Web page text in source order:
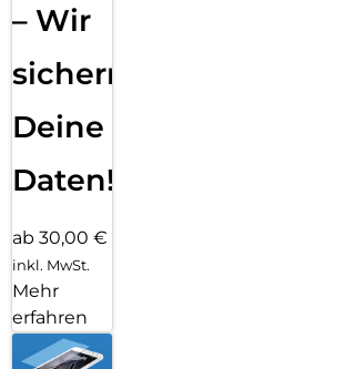
– Wir
sichern
Deine
Daten!
ab 30,00 €
inkl. MwSt.
Mehr
erfahren